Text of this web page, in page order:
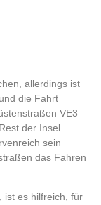
allerdings ist
die Fahrt
VE3
der Insel.
sein
das Fahren
ist es hilfreich, für